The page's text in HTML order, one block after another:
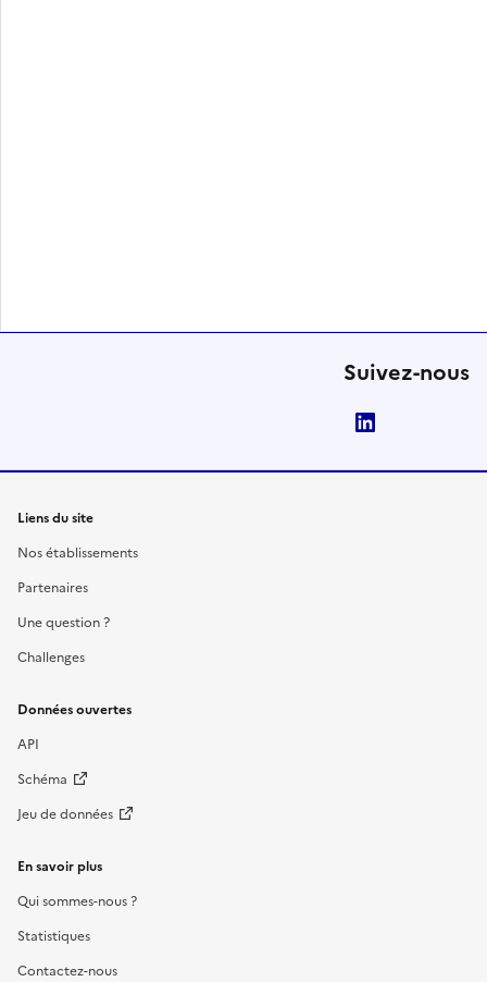
Suivez-nous
Liens du site
Nos établissements
Partenaires
Une question ?
Challenges
Données ouvertes
API
Schéma
Jeu de données
En savoir plus
Qui sommes-nous ?
Statistiques
Contactez-nous